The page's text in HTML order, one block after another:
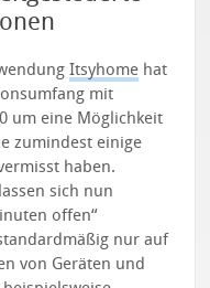
Itsyhome hat
mit
um eine Möglichkeit
zumindest einige
haben.
sich nun
offen“
nur auf
von Geräten und